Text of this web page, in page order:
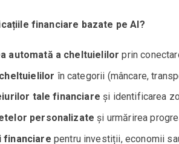
financiare bazate pe AI?
automată a cheltuielilor prin
în categorii (mâncare,
tale financiare și identificarea
personalizate și urmărirea
financiare pentru investiții, economii